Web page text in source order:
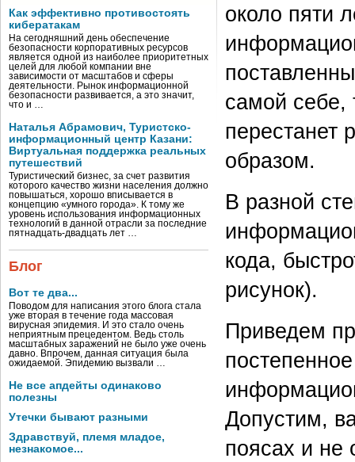
Как эффективно противостоять
кибератакам
На сегодняшний день обеспечение
безопасности корпоративных ресурсов
является одной из наиболее приоритетных
целей для любой компании вне
зависимости от масштабов и сферы
деятельности. Рынок информационной
безопасности развивается, а это значит,
что и …
Наталья Абрамович, Туристско-
информационный центр Казани:
Виртуальная поддержка реальных
путешествий
Туристический бизнес, за счет развития
которого качество жизни населения должно
повышаться, хорошо вписывается в
концепцию «умного города». К тому же
уровень использования информационных
технологий в данной отрасли за последние
пятнадцать-двадцать лет …
Блог
Вот те два...
Поводом для написания этого блога стала
уже вторая в течение года массовая
вирусная эпидемия. И это стало очень
неприятным прецедентом. Ведь столь
масштабных заражений не было уже очень
давно. Впрочем, данная ситуация была
ожидаемой. Эпидемию вызвали …
Не все апдейты одинаково
полезны
Утечки бывают разными
Здравствуй, племя младое,
незнакомое...
около пяти
самой себе,
перестанет
образом.
В разной
кода,
рисунок).
Приведем
Допустим,
поясах и не